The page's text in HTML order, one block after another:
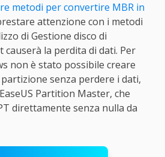
metodi per convertire MBR in
attenzione con i metodi
di Gestione disco di
causerà la perdita di dati. Per
non è stato possibile creare
senza perdere i dati,
Partition Master, che
direttamente senza nulla da